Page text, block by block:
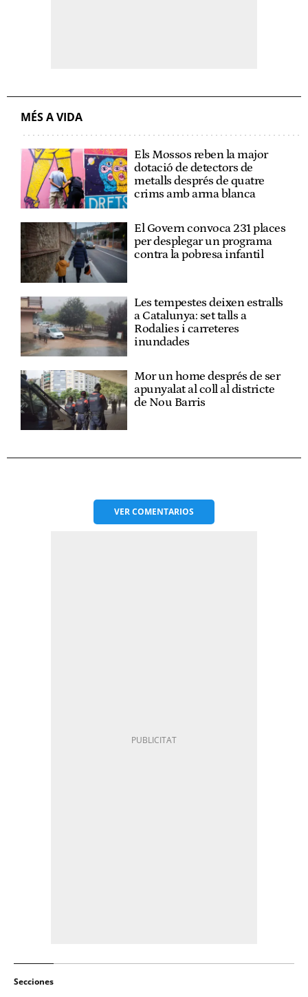
MÉS A VIDA
Els Mossos reben la major
dotació de detectors de
metalls després de quatre
crims amb arma blanca
El Govern convoca 231 places
per desplegar un programa
contra la pobresa infantil
Les tempestes deixen estralls
a Catalunya: set talls a
Rodalies i carreteres
inundades
Mor un home després de ser
apunyalat al coll al districte
de Nou Barris
VERCOMENTARIOS
Secciones